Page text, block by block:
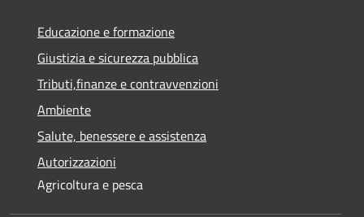
Educazione e formazione
Giustizia e sicurezza pubblica
Tributi,finanze e contravvenzioni
Ambiente
Salute, benessere e assistenza
Autorizzazioni
Agricoltura e pesca